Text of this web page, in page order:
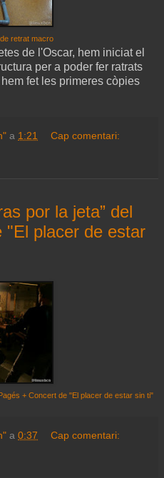
retrat macro
de l'Oscar, hem iniciat el
per a poder fer ratrats
fet les primeres còpies
a 1:21 Cap comentari:
por la jeta” del
"El placer de estar
+ Concert de "El placer de estar sin ti"
a 0:37 Cap comentari: